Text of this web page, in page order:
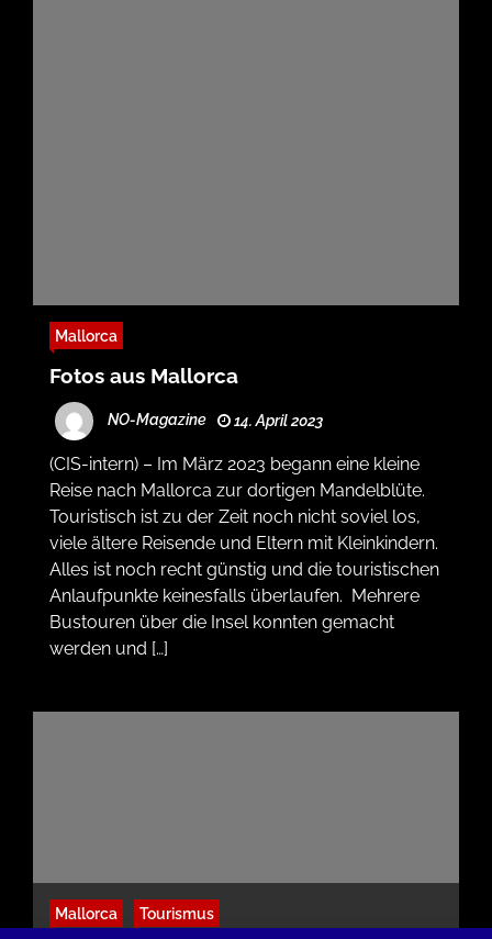
Mallorca
Fotos aus Mallorca
NO-Magazine 14. April 2023
(CIS-intern) – Im März 2023 begann eine kleine
Reise nach Mallorca zur dortigen Mandelblüte.
Touristisch ist zu der Zeit noch nicht soviel los,
viele ältere Reisende und Eltern mit Kleinkindern.
Alles ist noch recht günstig und die touristischen
Anlaufpunkte keinesfalls überlaufen. Mehrere
Bustouren über die Insel konnten gemacht
werden und […]
Mallorca Tourismus